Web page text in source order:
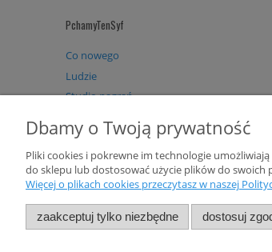
PchamyTenSyf
Co nowego
Ludzie
Studio nagrań
Koncerty
Dbamy o Twoją prywatność
Pliki cookies i pokrewne im technologie
do sklepu lub dostosować użycie plików do swoich
Więcej o plikach cookies przeczytasz w naszej
zaakceptuj tylko niezbędne dostosuj